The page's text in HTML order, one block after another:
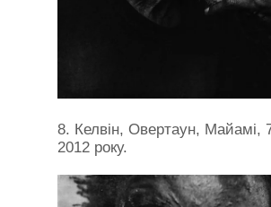
8. Келвін, Овертаун, Майамі,
2012 року.